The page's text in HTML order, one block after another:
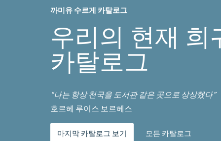
까미유 수르게 카탈로그
우리의 현재 희
카탈로그
“나는 항상 천국을 도서관 같은 곳으로 상상했다”
호르헤 루이스 보르헤스
마지막 카탈로그 보기 모든 카탈로그